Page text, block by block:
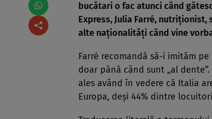
bucătari o fac atunci când
Express, Julia Farré,
alte naționalități când vine
Farré recomandă să-i imităm
doar până când sunt „al
ales având în vedere că Italia
Europa, deși 44% dintre